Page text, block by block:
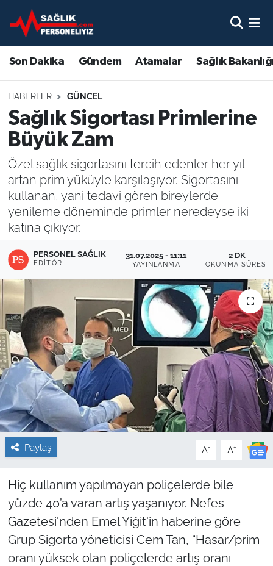
Son Dakika Gündem Atamalar Sağlık
HABERLER GÜNCEL
Sağlık Sigortası Primlerine
Büyük Zam
Özel sağlık sigortasını tercih edenler her yıl
artan prim yüküyle karşılaşıyor. Sigortasını
kullanan, yani tedavi gören bireylerde
yenileme döneminde primler neredeyse iki
katına çıkıyor.
PERSONEL SAĞLIK
EDITÖR
31.07.2025 - 11:11
YAYINLANMA
2 DK
OKUNMA SÜRESI
Paylaş A- A+
Hiç kullanım yapılmayan poliçelerde bile
yüzde 40’a varan artış yaşanıyor. Nefes
Gazetesi'nden Emel Yiğit'in haberine göre
Grup Sigorta yöneticisi Cem Tan, “Hasar/prim
oranı yüksek olan poliçelerde artış oranı
Son Dakika
Gündem
Atamalar
Sağlık Bakanlığı
Mevzuat
Sendika
Sağlık Personeli Alımı
Eğitim
Güncel
Kamu Alımları
Nöbetçi Eczaneler
Hava Durumu
Namaz Vakitleri
Trafik Durumu
Süper Lig Puan Durumu ve Fikstür
Tüm Manşetler
Son Dakika Haberleri
Haber Arşivi